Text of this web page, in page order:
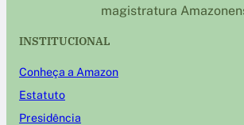
magistratura
INSTITUCIONAL
Conheça a Amazon
Estatuto
Presidência